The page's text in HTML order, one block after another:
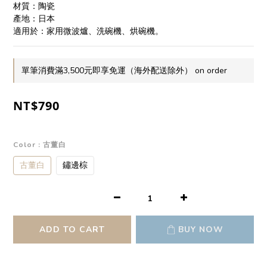
材質：陶瓷
產地：日本
適用於：家用微波爐、洗碗機、烘碗機。
單筆消費滿3,500元即享免運（海外配送除外） on order
NT$790
Color : 古董白
古董白 鏽邊棕
ADD TO CART BUY NOW